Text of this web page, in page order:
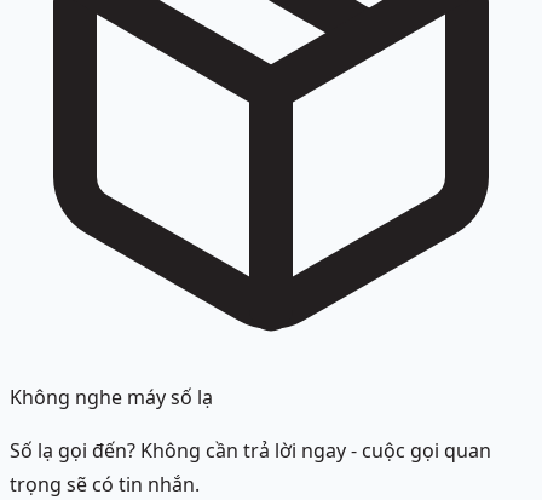
Không nghe máy số lạ
Số lạ gọi đến? Không cần trả lời ngay - cuộc gọi quan
trọng sẽ có tin nhắn.